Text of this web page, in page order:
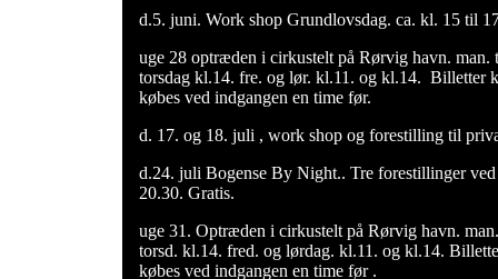
d.5. juni. Work shop Grundlovsdag. ca. kl. 15 til
uge 28 optræden i cirkustelt på Rørvig havn. man.
torsdag kl.14. fre. og lør. kl.11. og kl.14. Billetter
købes ved indgangen en time før.
d. 17. og 18. juli , work shop og forestilling til
d.24. juli Bogense By Night.. Tre forestillinger
20.30. Gratis.
uge 31. Optræden i cirkustelt på Rørvig havn.
torsd. kl.14. fred. og lørdag. kl.11. og kl.14.
købes ved indgangen en time før .